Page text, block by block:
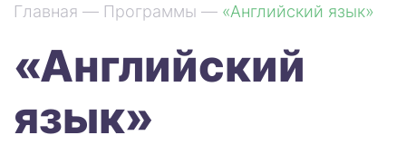
Главная — Программы — «Английский язык»
«Английский
язык»